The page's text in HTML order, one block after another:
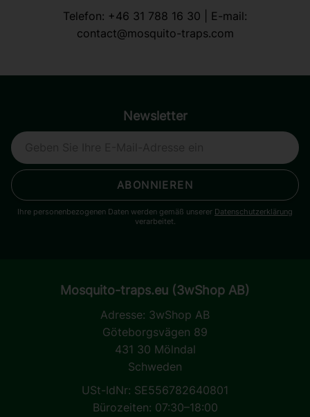
Telefon: +46 31 788 16 30 | E-mail:
contact@mosquito-traps.com
Newsletter
ABONNIEREN
Ihre personenbezogenen Daten werden gemäß unserer Datenschutzerklärung
verarbeitet.
Mosquito-traps.eu (3wShop AB)
Adresse: 3wShop AB
Göteborgsvägen 89
431 30 Mölndal
Schweden
USt-IdNr: SE556782640801
Bürozeiten: 07:30–18:00